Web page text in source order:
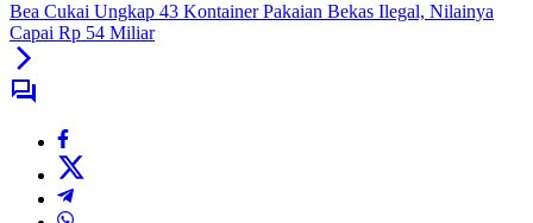
Bea Cukai Ungkap 43 Kontainer Pakaian Bekas Ilegal, Nilainya
Capai Rp 54 Miliar